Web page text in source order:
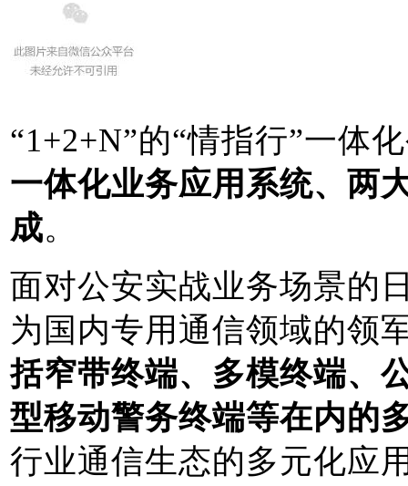
“1+2+N”的“情指行”一体
一体化业务应用系统、两
成。
面对公安实战业务场景的
为国内专用通信领域的领
括窄带终端、多模终端、
型移动警务终端等在内的
行业通信生态的多元化应